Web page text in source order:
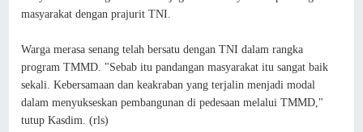
masyarakat dengan prajurit TNI.
Warga merasa senang telah bersatu dengan TNI dalam rangka
program TMMD. "Sebab itu pandangan masyarakat itu sangat baik
sekali. Kebersamaan dan keakraban yang terjalin menjadi modal
dalam menyukseskan pembangunan di pedesaan melalui TMMD,"
tutup Kasdim. (rls)